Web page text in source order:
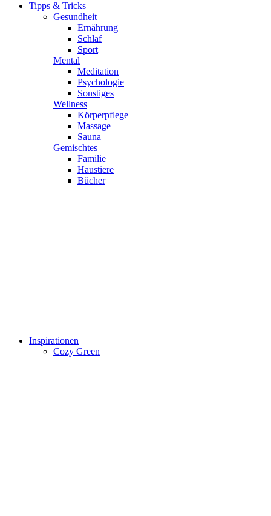
Tipps & Tricks
Gesundheit
Ernährung
Schlaf
Sport
Mental
Meditation
Psychologie
Sonstiges
Wellness
Körperpflege
Massage
Sauna
Gemischtes
Familie
Haustiere
Bücher
Inspirationen
Cozy Green